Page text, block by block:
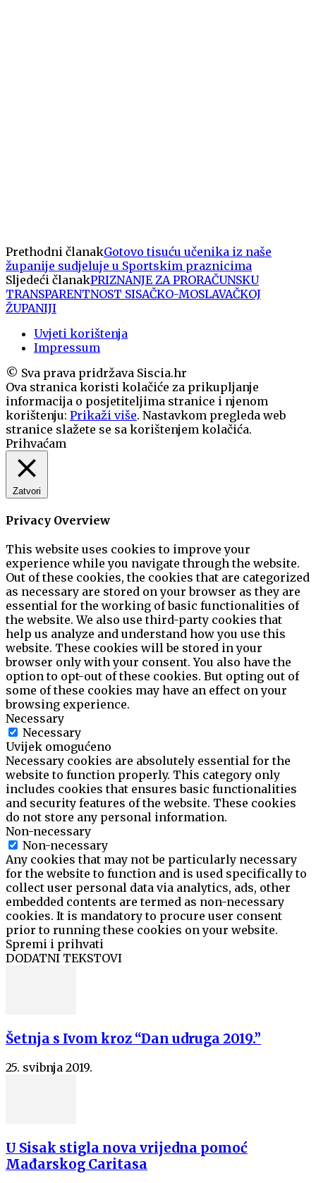
Prethodni članakGotovo tisuću učenika iz naše
županije sudjeluje u Sportskim praznicima
Sljedeći članakPRIZNANJE ZA PRORAČUNSKU
TRANSPARENTNOST SISAČKO-MOSLAVAČKOJ
ŽUPANIJI
Uvjeti korištenja
Impressum
© Sva prava pridržava Siscia.hr
Ova stranica koristi kolačiće za prikupljanje
informacija o posjetiteljima stranice i njenom
korištenju: Prikaži više. Nastavkom pregleda web
stranice slažete se sa korištenjem kolačića.
Prihvaćam
Zatvori
Privacy Overview
This website uses cookies to improve your
experience while you navigate through the website.
Out of these cookies, the cookies that are categorized
as necessary are stored on your browser as they are
essential for the working of basic functionalities of
the website. We also use third-party cookies that
help us analyze and understand how you use this
website. These cookies will be stored in your
browser only with your consent. You also have the
option to opt-out of these cookies. But opting out of
some of these cookies may have an effect on your
browsing experience.
Necessary
Necessary
Uvijek omogućeno
Necessary cookies are absolutely essential for the
website to function properly. This category only
includes cookies that ensures basic functionalities
and security features of the website. These cookies
do not store any personal information.
Non-necessary
Non-necessary
Any cookies that may not be particularly necessary
for the website to function and is used specifically to
collect user personal data via analytics, ads, other
embedded contents are termed as non-necessary
cookies. It is mandatory to procure user consent
prior to running these cookies on your website.
Spremi i prihvati
DODATNI TEKSTOVI
Šetnja s Ivom kroz “Dan udruga 2019.”
25. svibnja 2019.
U Sisak stigla nova vrijedna pomoć
Mađarskog Caritasa